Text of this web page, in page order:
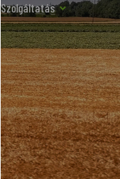
Szolgáltatás